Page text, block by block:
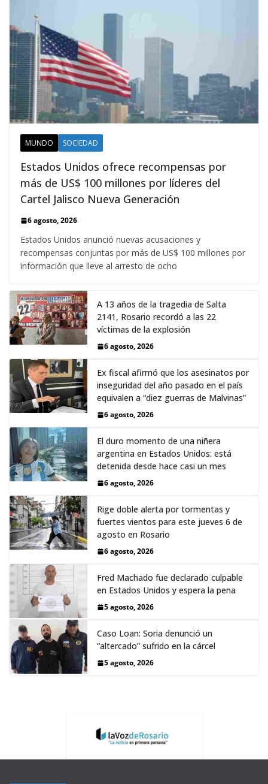
MUNDO SOCIEDAD
Estados Unidos ofrece recompensas por
más de US$ 100 millones por líderes del
Cartel Jalisco Nueva Generación
6 agosto, 2026
Estados Unidos anunció nuevas acusaciones y
recompensas conjuntas por más de US$ 100 millones por
información que lleve al arresto de ocho
A 13 años de la tragedia de Salta
2141, Rosario recordó a las 22
víctimas de la explosión
6 agosto, 2026
Ex fiscal afirmó que los asesinatos por
inseguridad del año pasado en el país
equivalen a “diez guerras de Malvinas”
6 agosto, 2026
El duro momento de una niñera
argentina en Estados Unidos: está
detenida desde hace casi un mes
6 agosto, 2026
Rige doble alerta por tormentas y
fuertes vientos para este jueves 6 de
agosto en Rosario
6 agosto, 2026
Fred Machado fue declarado culpable
en Estados Unidos y espera la pena
5 agosto, 2026
Caso Loan: Soria denunció un
“altercado” sufrido en la cárcel
5 agosto, 2026